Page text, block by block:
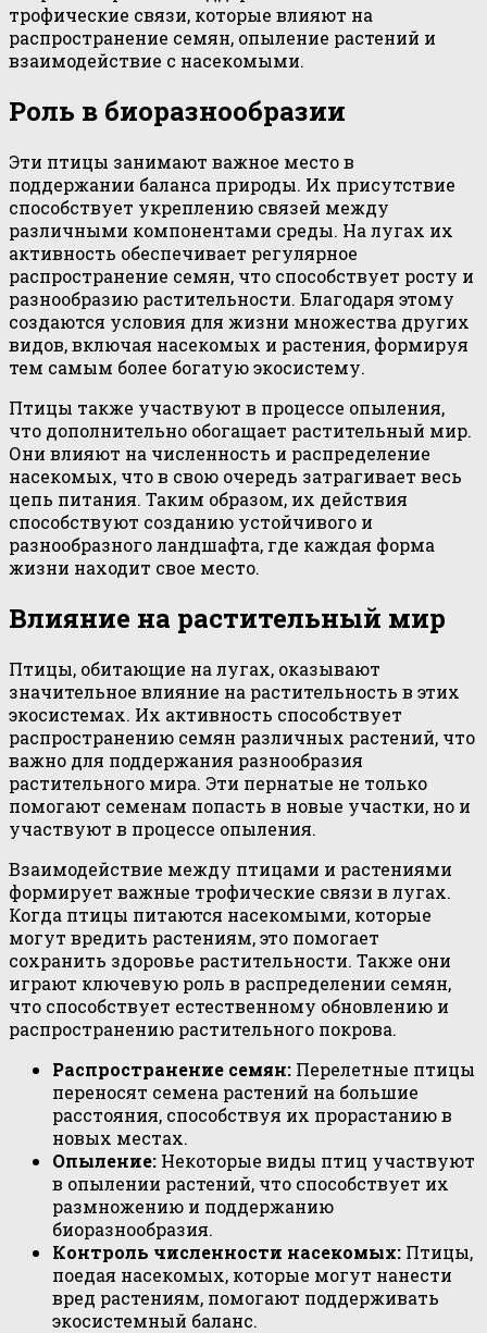
трофические связи, которые влияют на
распространение семян, опыление растений и
взаимодействие с насекомыми.
Роль в биоразнообразии
Эти птицы занимают важное место в
поддержании баланса природы. Их присутствие
способствует укреплению связей между
различными компонентами среды. На лугах их
активность обеспечивает регулярное
распространение семян, что способствует росту и
разнообразию растительности. Благодаря этому
создаются условия для жизни множества других
видов, включая насекомых и растения, формируя
тем самым более богатую экосистему.
Птицы также участвуют в процессе опыления,
что дополнительно обогащает растительный мир.
Они влияют на численность и распределение
насекомых, что в свою очередь затрагивает весь
цепь питания. Таким образом, их действия
способствуют созданию устойчивого и
разнообразного ландшафта, где каждая форма
жизни находит свое место.
Влияние на растительный мир
Птицы, обитающие на лугах, оказывают
значительное влияние на растительность в этих
экосистемах. Их активность способствует
распространению семян различных растений, что
важно для поддержания разнообразия
растительного мира. Эти пернатые не только
помогают семенам попасть в новые участки, но и
участвуют в процессе опыления.
Взаимодействие между птицами и растениями
формирует важные трофические связи в лугах.
Когда птицы питаются насекомыми, которые
могут вредить растениям, это помогает
сохранить здоровье растительности. Также они
играют ключевую роль в распределении семян,
что способствует естественному обновлению и
распространению растительного покрова.
Распространение семян: Перелетные птицы
переносят семена растений на большие
расстояния, способствуя их прорастанию в
новых местах.
Опыление: Некоторые виды птиц участвуют
в опылении растений, что способствует их
размножению и поддержанию
биоразнообразия.
Контроль численности насекомых: Птицы,
поедая насекомых, которые могут нанести
вред растениям, помогают поддерживать
экосистемный баланс.